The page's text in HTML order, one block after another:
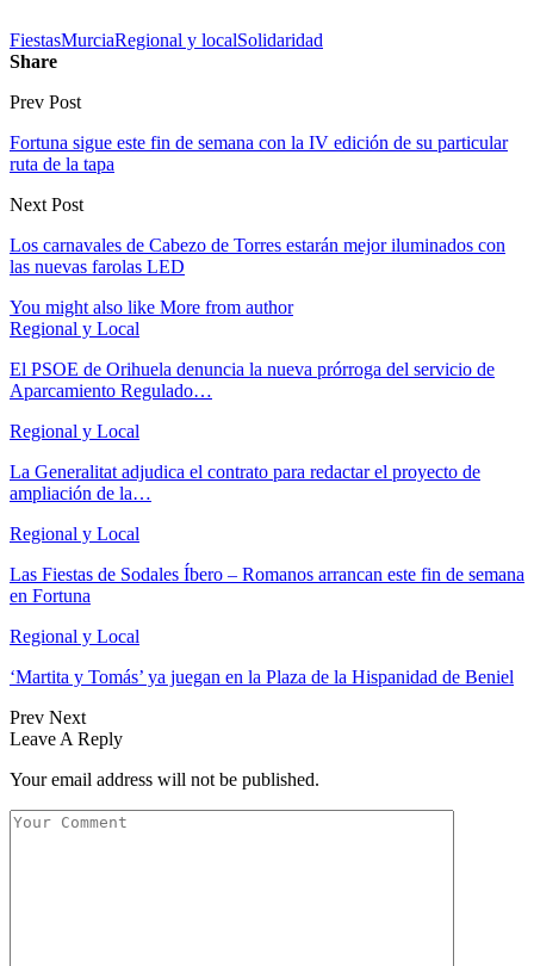
FiestasMurciaRegional y localSolidaridad
Share
Prev Post
Fortuna sigue este fin de semana con la IV edición de su particular
ruta de la tapa
Next Post
Los carnavales de Cabezo de Torres estarán mejor iluminados con
las nuevas farolas LED
You might also like More from author
Regional y Local
El PSOE de Orihuela denuncia la nueva prórroga del servicio de
Aparcamiento Regulado…
Regional y Local
La Generalitat adjudica el contrato para redactar el proyecto de
ampliación de la…
Regional y Local
Las Fiestas de Sodales Íbero – Romanos arrancan este fin de semana
en Fortuna
Regional y Local
‘Martita y Tomás’ ya juegan en la Plaza de la Hispanidad de Beniel
Prev Next
Leave A Reply
Your email address will not be published.